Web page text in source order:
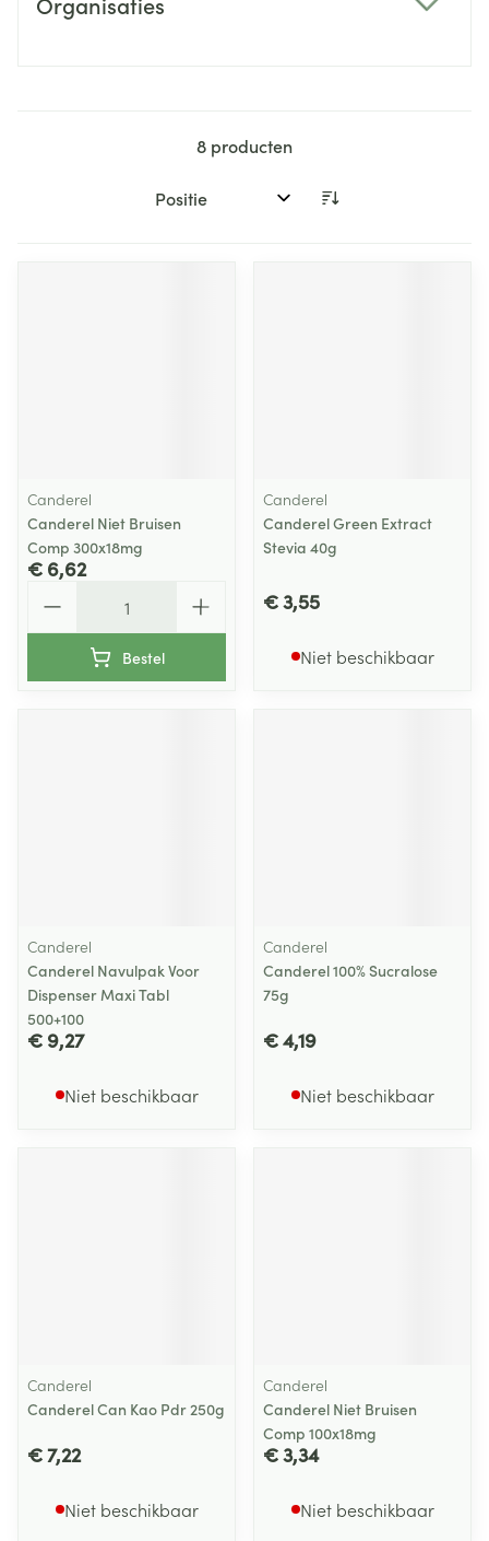
8 producten
Sorteer op:
Canderel
Canderel Niet Bruisen
Comp 300x18mg
€ 6,62
Bestel
Canderel
Canderel Green Extract
Stevia 40g
€ 3,55
Niet beschikbaar
Canderel
Canderel Navulpak Voor
Dispenser Maxi Tabl
500+100
€ 9,27
Niet beschikbaar
Canderel
Canderel 100% Sucralose
75g
€ 4,19
Niet beschikbaar
Canderel
Canderel Can Kao Pdr 250g
€ 7,22
Niet beschikbaar
Canderel
Canderel Niet Bruisen
Comp 100x18mg
€ 3,34
Niet beschikbaar